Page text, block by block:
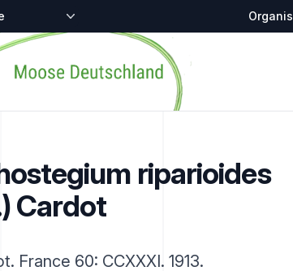
riparioides
Cardot
France 60: CCXXXI. 1913.